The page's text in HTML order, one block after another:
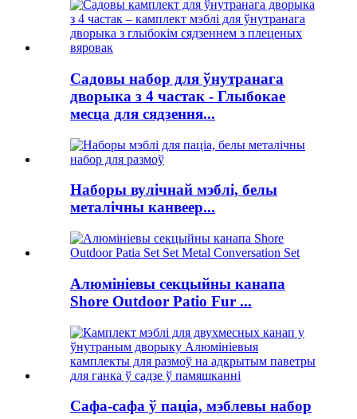
Садовы набор для ўнутранага
дворыка з 4 частак - Глыбокае
месца для сядзення...
Наборы вулічнай мэблі, белы
металічны канвеер...
Алюмініевы секцыйны канапа
Shore Outdoor Patio Fur ...
Сафа-сафа ў паціа, мэблевы набор